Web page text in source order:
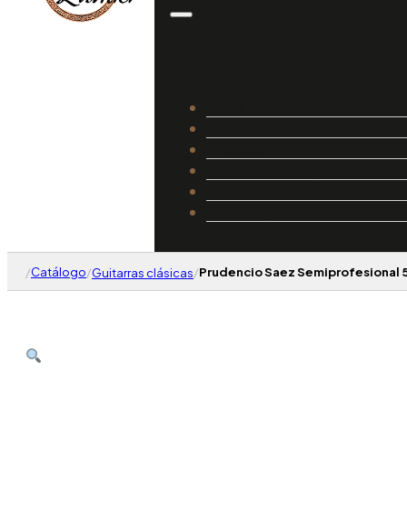
/Catálogo/Guitarras clásicas/Prudencio Saez Semiprofesional